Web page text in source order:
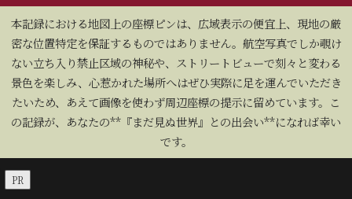
​本記録における地図上の座標ピンは、広域表示の便宜上、現地の厳
密な位置特定を保証するものではありません。航空写真でしか覗け
ない立ち入り禁止区域の神秘や、ストリートビューで刻々と変わる
景色を楽しみ、心惹かれた場所へはぜひ実際に足を運んでいただき
たいため、あえて画像を使わず周辺座標の提示に留めています。こ
の記録が、あなたの**『まだ見ぬ世界』との出会い**になれば幸い
です。
PR